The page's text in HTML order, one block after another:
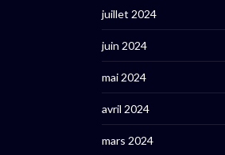
juillet 2024
juin 2024
mai 2024
avril 2024
mars 2024